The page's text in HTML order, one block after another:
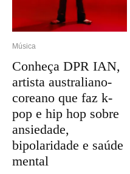
Música
Conheça DPR IAN,
artista australiano-
coreano que faz k-
pop e hip hop sobre
ansiedade,
bipolaridade e saúde
mental